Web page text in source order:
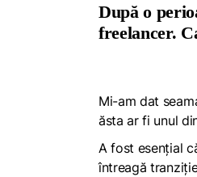
După o
freelancer.
Mi-am dat
ăsta ar fi unul
A fost esențial
întreagă